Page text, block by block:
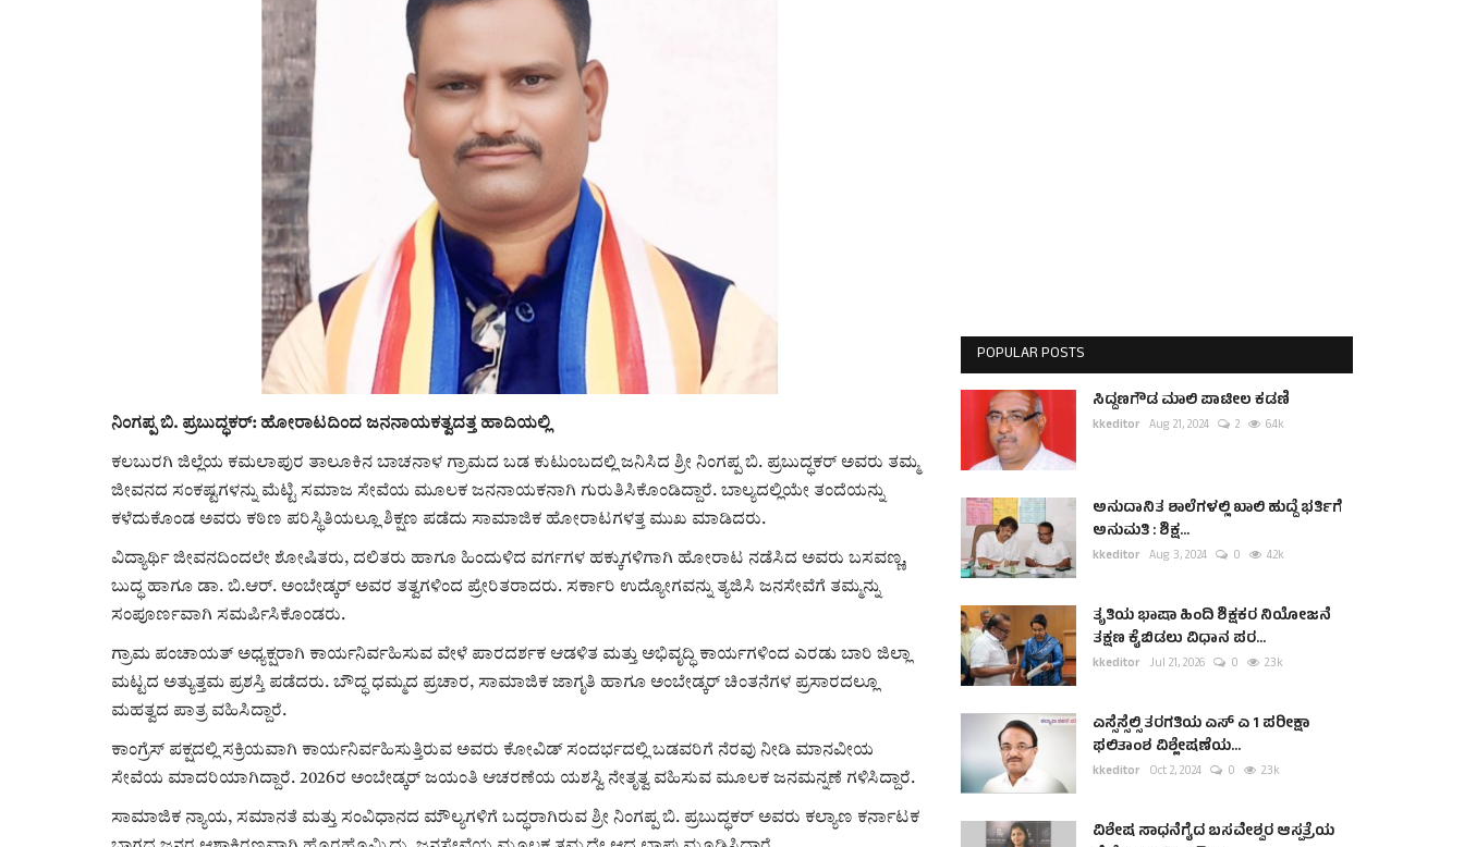
ನಿಂಗಪ್ಪ ಬಿ. ಪ್ರಬುದ್ಧಕರ್: ಹೋರಾಟದಿಂದ ಜನನಾಯಕತ್ವದತ್ತ ಹಾದಿಯಲ್ಲಿ
ಕಲಬುರಗಿ ಜಿಲ್ಲೆಯ ಕಮಲಾಪುರ ತಾಲೂಕಿನ ಬಾಚನಾಳ ಗ್ರಾಮದ ಬಡ ಕುಟುಂಬದಲ್ಲಿ ಜನಿಸಿದ ಶ್ರೀ ನಿಂಗಪ್ಪ ಬಿ. ಪ್ರಬುದ್ಧಕರ್ ಅವರು ತಮ್ಮ
ಜೀವನದ ಸಂಕಷ್ಟಗಳನ್ನು ಮೆಟ್ಟಿ ಸಮಾಜ ಸೇವೆಯ ಮೂಲಕ ಜನನಾಯಕನಾಗಿ ಗುರುತಿಸಿಕೊಂಡಿದ್ದಾರೆ. ಬಾಲ್ಯದಲ್ಲಿಯೇ ತಂದೆಯನ್ನು
ಕಳೆದುಕೊಂಡ ಅವರು ಕಠಿಣ ಪರಿಸ್ಥಿತಿಯಲ್ಲೂ ಶಿಕ್ಷಣ ಪಡೆದು ಸಾಮಾಜಿಕ ಹೋರಾಟಗಳತ್ತ ಮುಖ ಮಾಡಿದರು.
ವಿದ್ಯಾರ್ಥಿ ಜೀವನದಿಂದಲೇ ಶೋಷಿತರು, ದಲಿತರು ಹಾಗೂ ಹಿಂದುಳಿದ ವರ್ಗಗಳ ಹಕ್ಕುಗಳಿಗಾಗಿ ಹೋರಾಟ ನಡೆಸಿದ ಅವರು ಬಸವಣ್ಣ,
ಬುದ್ಧ ಹಾಗೂ ಡಾ. ಬಿ.ಆರ್. ಅಂಬೇಡ್ಕರ್ ಅವರ ತತ್ವಗಳಿಂದ ಪ್ರೇರಿತರಾದರು. ಸರ್ಕಾರಿ ಉದ್ಯೋಗವನ್ನು ತ್ಯಜಿಸಿ ಜನಸೇವೆಗೆ ತಮ್ಮನ್ನು
ಸಂಪೂರ್ಣವಾಗಿ ಸಮರ್ಪಿಸಿಕೊಂಡರು.
ಗ್ರಾಮ ಪಂಚಾಯತ್ ಅಧ್ಯಕ್ಷರಾಗಿ ಕಾರ್ಯನಿರ್ವಹಿಸುವ ವೇಳೆ ಪಾರದರ್ಶಕ ಆಡಳಿತ ಮತ್ತು ಅಭಿವೃದ್ಧಿ ಕಾರ್ಯಗಳಿಂದ ಎರಡು ಬಾರಿ ಜಿಲ್ಲಾ
ಮಟ್ಟದ ಅತ್ಯುತ್ತಮ ಪ್ರಶಸ್ತಿ ಪಡೆದರು. ಬೌದ್ಧ ಧಮ್ಮದ ಪ್ರಚಾರ, ಸಾಮಾಜಿಕ ಜಾಗೃತಿ ಹಾಗೂ ಅಂಬೇಡ್ಕರ್ ಚಿಂತನೆಗಳ ಪ್ರಸಾರದಲ್ಲೂ
ಮಹತ್ವದ ಪಾತ್ರ ವಹಿಸಿದ್ದಾರೆ.
ಕಾಂಗ್ರೆಸ್ ಪಕ್ಷದಲ್ಲಿ ಸಕ್ರಿಯವಾಗಿ ಕಾರ್ಯನಿರ್ವಹಿಸುತ್ತಿರುವ ಅವರು ಕೋವಿಡ್ ಸಂದರ್ಭದಲ್ಲಿ ಬಡವರಿಗೆ ನೆರವು ನೀಡಿ ಮಾನವೀಯ
ಸೇವೆಯ ಮಾದರಿಯಾಗಿದ್ದಾರೆ. 2026ರ ಅಂಬೇಡ್ಕರ್ ಜಯಂತಿ ಆಚರಣೆಯ ಯಶಸ್ವಿ ನೇತೃತ್ವ ವಹಿಸುವ ಮೂಲಕ ಜನಮನ್ನಣೆ ಗಳಿಸಿದ್ದಾರೆ.
ಸಾಮಾಜಿಕ ನ್ಯಾಯ, ಸಮಾನತೆ ಮತ್ತು ಸಂವಿಧಾನದ ಮೌಲ್ಯಗಳಿಗೆ ಬದ್ಧರಾಗಿರುವ ಶ್ರೀ ನಿಂಗಪ್ಪ ಬಿ. ಪ್ರಬುದ್ಧಕರ್ ಅವರು ಕಲ್ಯಾಣ ಕರ್ನಾಟಕ
POPULAR POSTS
ಸಿದ್ದಣಗೌಡ ಮಾಲಿ ಪಾಟೀಲ ಕಡಣಿ
kkeditor Aug 21, 2024 2 6.4k
ಅನುದಾನಿತ ಶಾಲೆಗಳಲ್ಲಿ ಖಾಲಿ ಹುದ್ದೆ ಭರ್ತಿಗೆ
ಅನುಮತಿ : ಶಿಕ್ಷ...
kkeditor Aug 3, 2024 0 4.2k
ತೃತಿಯ ಭಾಷಾ ಹಿಂದಿ ಶಿಕ್ಷಕರ ನಿಯೋಜನೆ
ತಕ್ಷಣ ಕೈಬಿಡಲು ವಿಧಾನ ಪರ...
kkeditor Jul 21, 2026 0 2.3k
ಎಸ್ಸೆಸ್ಸೆಲ್ಸಿ ತರಗತಿಯ ಎಸ್ ಎ 1 ಪರೀಕ್ಷಾ
ಫಲಿತಾಂಶ ವಿಶ್ಲೇಷಣೆಯ...
kkeditor Oct 2, 2024 0 2.3k
ವಿಶೇಷ ಸಾಧನೆಗೈದ ಬಸವೇಶ್ವರ ಆಸ್ಪತ್ರೆಯ